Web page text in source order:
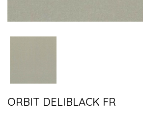
ORBIT DELIBLACK FR